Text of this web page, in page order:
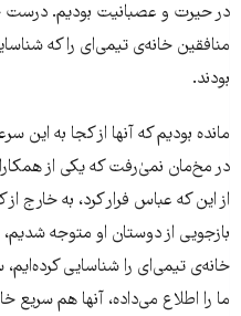
در حیرت و عصبانیت بودیم. درست
منافقین خانه‌ی تیمی‌ای را که
بودند.
مانده بودیم که آنها از کجا به
در مخ‌مان نمی‌ٰرفت که یکی از
از این که عباس فرار کرد، به خارج
بازجویی از دوستان او متوجه
خانه‌ی تیمی‌ای را شناسایی
ما را اطلاع می‌داده، آنها هم سریع